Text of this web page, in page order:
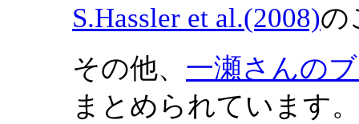
S.Hassler et al.(2008)の
その他、 一瀬さんの
まとめられています。